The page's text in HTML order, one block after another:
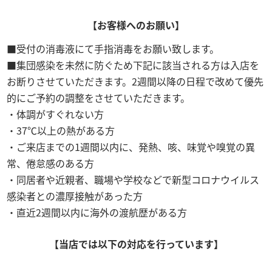
【お客様へのお願い】
受付の消毒液にて手指消毒をお願い致します。
集団感染を未然に防ぐため下記に該当される方は入店を
お断りさせていただきます。2週間以降の日程で改めて優先
的にご予約の調整をさせていただきます。
体調がすぐれない方
37℃以上の熱がある方
ご来店までの1週間以内に、発熱、咳、味覚や嗅覚の異
常、倦怠感のある方
同居者や近親者、職場や学校などで新型コロナウイルス
感染者との濃厚接触があった方
直近2週間以内に海外の渡航歴がある方
【当店では以下の対応を行っています】